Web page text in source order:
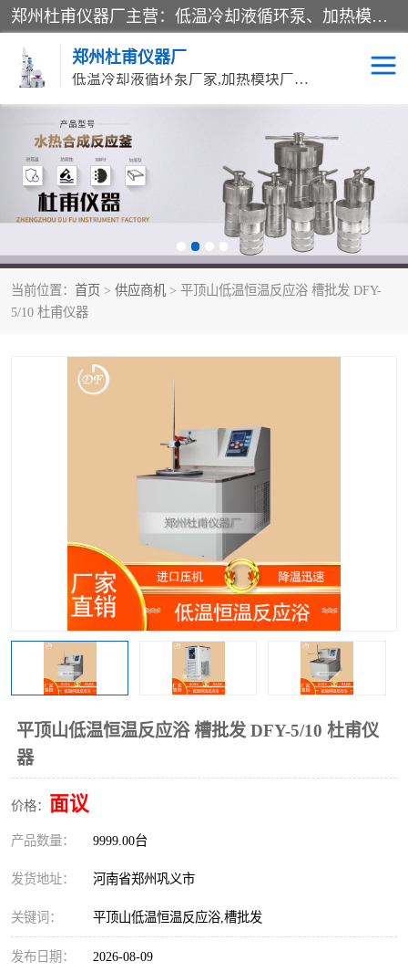
郑州杜甫仪器厂主营：低温冷却液循环泵、加热模块、水热合成反应釜、水油浴锅、旋转蒸发器、循环水真空泵等产品。郑州杜甫仪器厂在众多的教学仪器行业中依靠科技力量扬长避短、迅速发展，成为国家教委*生产教学仪器的厂家，产品具有国内良好水平，主导产品通过ISO9002质量认证。
郑州杜甫仪器厂
低温冷却液循环泵厂家,加热模块厂家,水热合成反应釜厂家,水油浴锅厂家,旋转蒸发器厂家
当前位置： 首页 > 供应商机 > 平顶山低温恒温反应浴 槽批发 DFY-
5/10 杜甫仪器
平顶山低温恒温反应浴 槽批发 DFY-5/10 杜甫仪
器
价格： 面议
产品数量： 9999.00台
发货地址： 河南省郑州巩义市
关键词： 平顶山低温恒温反应浴,槽批发
发布日期： 2026-08-09
循环水真空泵厂家 水热合成反应釜厂家
低温冷却液循环泵厂家 加热模块厂家
气流烘干器
旋转蒸发器厂家 双层玻璃反应釜10L
高温循环油浴锅母
多功能油浴锅
低温恒温反应浴槽
电动搅拌器